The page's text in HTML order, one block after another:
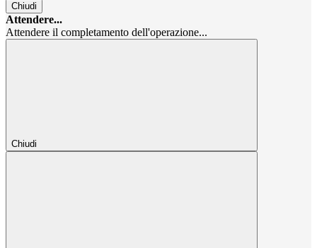
Chiudi
Attendere...
Attendere il completamento dell'operazione...
Chiudi